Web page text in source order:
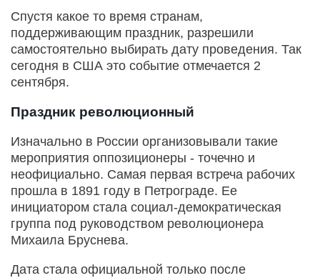
Спустя какое то время странам,
поддерживающим праздник, разрешили
самостоятельно выбирать дату проведения. Так
сегодня в США это событие отмечается 2
сентября.
Праздник революционный
Изначально в России организовывали такие
мероприятия оппозиционеры - точечно и
неофициально. Самая первая встреча рабочих
прошла в 1891 году в Петрограде. Ее
инициатором стала социал-демократическая
группа под руководством революционера
Михаила Бруснева.
Дата стала официальной только после